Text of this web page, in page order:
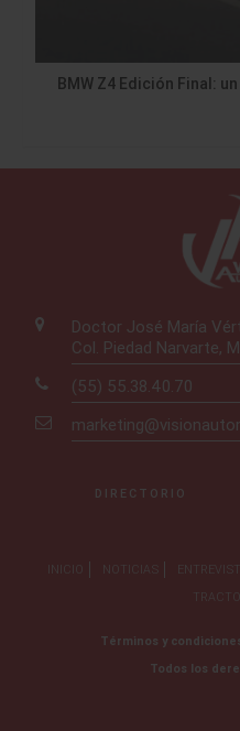
BMW Z4 Edición Final:
Doctor José María
Col. Piedad Narvarte,
(55) 55.38.40.70
DIRECTORIO
INICIO NOTICIAS
TRACTOS
Términos y
Todos los